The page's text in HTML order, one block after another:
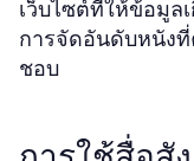
เว็บไซต์ที่ให้ข้อมูล
การจัดอันดับหนัง
ชอบ